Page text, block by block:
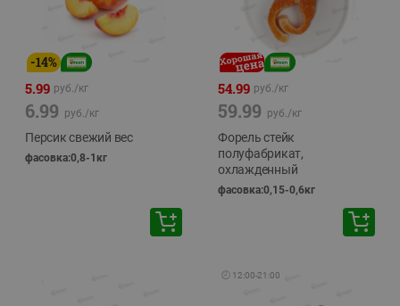
-14%
5.99 руб./кг
6.99 руб./кг
Персик свежий вес
фасовка:0,8-1кг
54.99 руб./кг
59.99 руб./кг
Форель стейк
полуфабрикат,
охлажденный
фасовка:0,15-0,6кг
🕘 12:00-21:00